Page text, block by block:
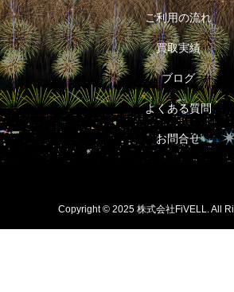
ご利用の流れ
買取実績
ブログ
よくある質問
お問合せ
Copyright © 2025 株式会社FiVELL. All